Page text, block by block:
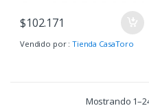
$102.171
Vendido por :Tienda CasaToro
Mostrando